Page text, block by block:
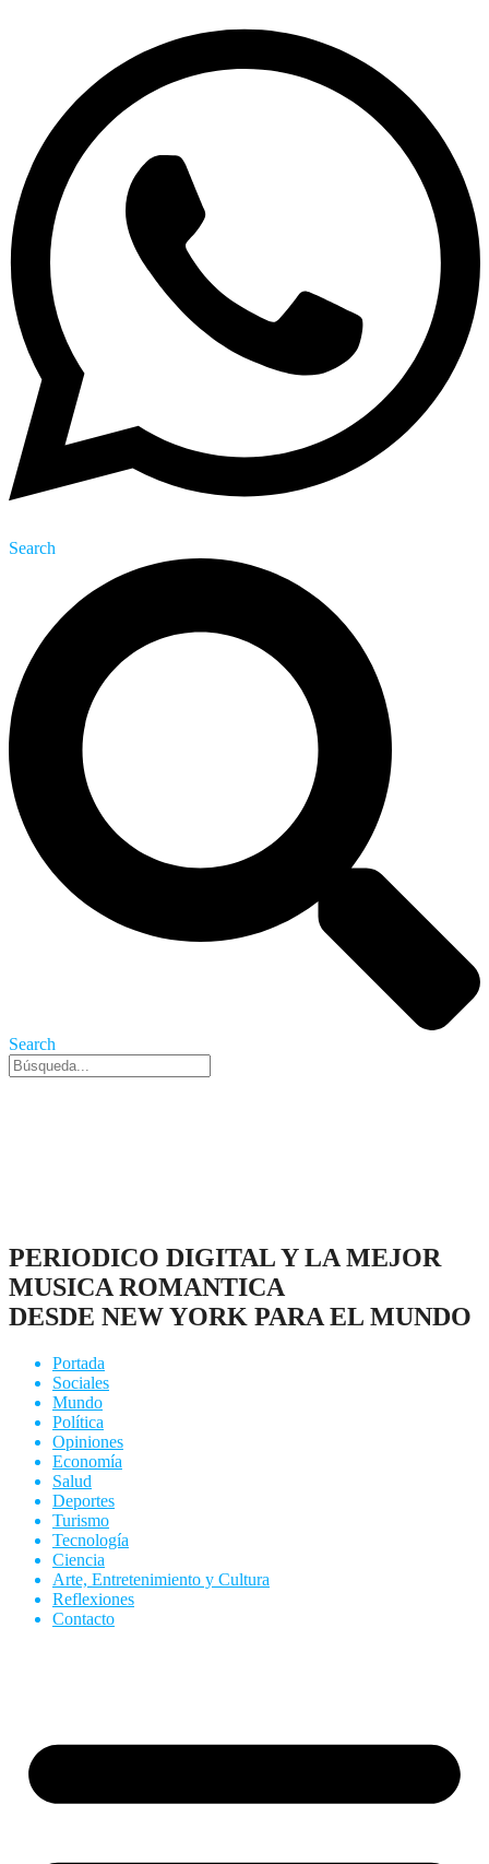
Search
Search
PERIODICO DIGITAL Y LA MEJOR
MUSICA ROMANTICA
DESDE NEW YORK PARA EL MUNDO
Portada
Sociales
Mundo
Política
Opiniones
Economía
Salud
Deportes
Turismo
Tecnología
Ciencia
Arte, Entretenimiento y Cultura
Reflexiones
Contacto